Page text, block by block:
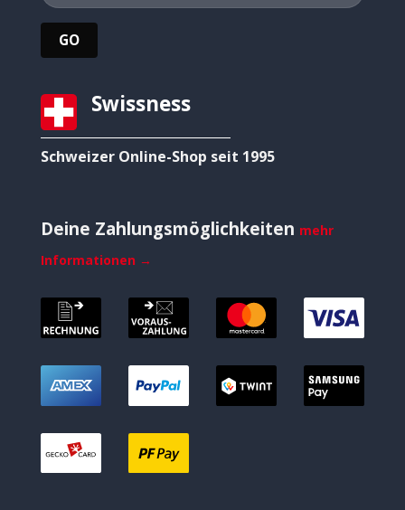
Swissness
Schweizer Online-Shop seit 1995
Deine Zahlungsmöglichkeiten mehr
Informationen →